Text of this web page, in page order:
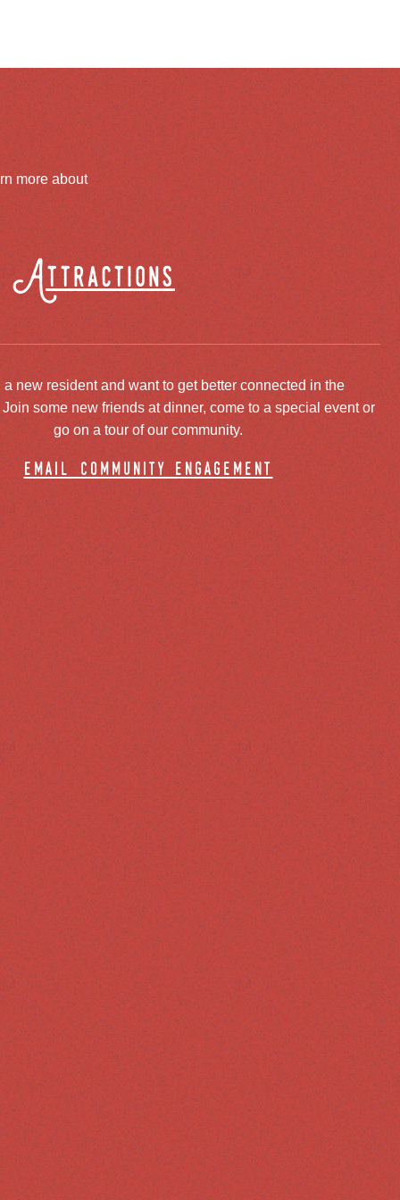
more about
Attractions
a new resident and want to get better connected in the
some new friends at dinner, come to a special event or
go on a tour of our community.
email community engagement